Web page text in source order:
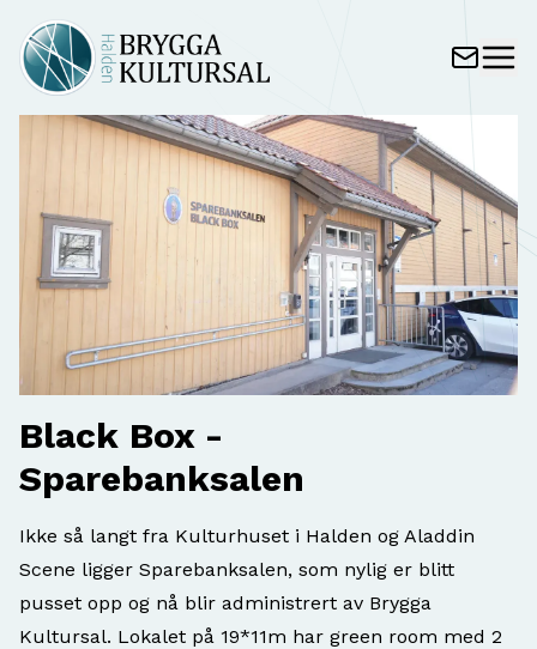
Black Box -
Sparebanksalen
Ikke så langt fra Kulturhuset i Halden og Aladdin
Scene ligger Sparebanksalen, som nylig er blitt
pusset opp og nå blir administrert av Brygga
Kultursal. Lokalet på 19*11m har green room med 2